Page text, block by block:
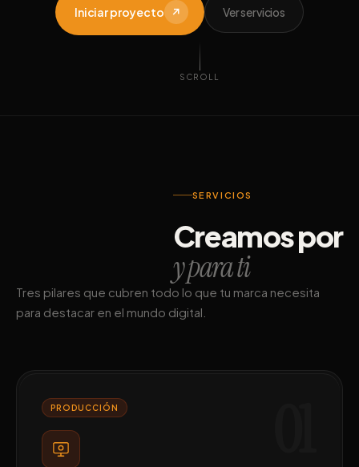
Iniciar proyecto ↗ Ver servicios
SCROLL
SERVICIOS
Creamos por
y para ti
Tres pilares que cubren todo lo que tu marca necesita
para destacar en el mundo digital.
PRODUCCIÓN